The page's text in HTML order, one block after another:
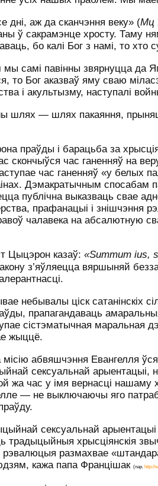
дні, аж да сканчэння веку» (Мц
ў сакрамэнце хросту. Таму
бо калі Бог з намі, то хто
мы самі павінны звярнуцца да
то Бог аказваў яму сваю
і акультызму, наступалі
шлях — шлях пакаяння,
праўды і барацьба за
скончыўся час ганенняў на
час ганенняў «у белых
Дэмакратычным
публічна выказваць свае
прафанацыі і знішчэння
чалавека на абсалютную
Цыцэрон казаў: «Summum ius,
з’яўляецца вяршыняй
небывалы ціск сатанінскіх
прапагандаваць
сістэматычная маральная
жыццё.
абвяшчэння Евангелля
сексуальнай
жа час у імя вернасці нашаму
— не выключаючы яго
сексуальнай арыентацыі
традыцыйныя хрысціянскія
рэвалюцыя размахвае
кажа папа Францішак (пар. http://